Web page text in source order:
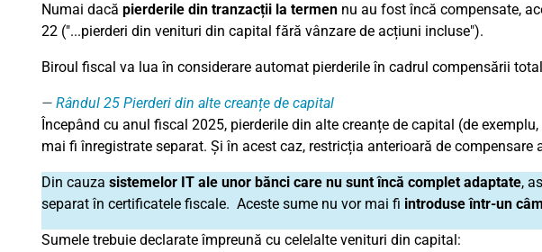
Numai dacă pierderile din tranzacții la termennu au fost încă compensate,
22 ("...pierderi din venituri din capital fără vânzare de acțiuni incluse").
Biroul fiscal va lua în considerare automat pierderile în cadrul compensării
Rândul 25 Pierderi din alte creanțe de capital
Începând cu anul fiscal 2025, pierderile din alte creanțe de capital (de
mai fi înregistrate separat. Și în acest caz, restricția anterioară de compensare
Din cauza sistemelor IT ale unor bănci care nu sunt încă complet adaptate,
separat în certificatele fiscale. Aceste sume nu vor mai fi introduse într-un
Sumele trebuie declarate împreună cu celelalte venituri din capital: